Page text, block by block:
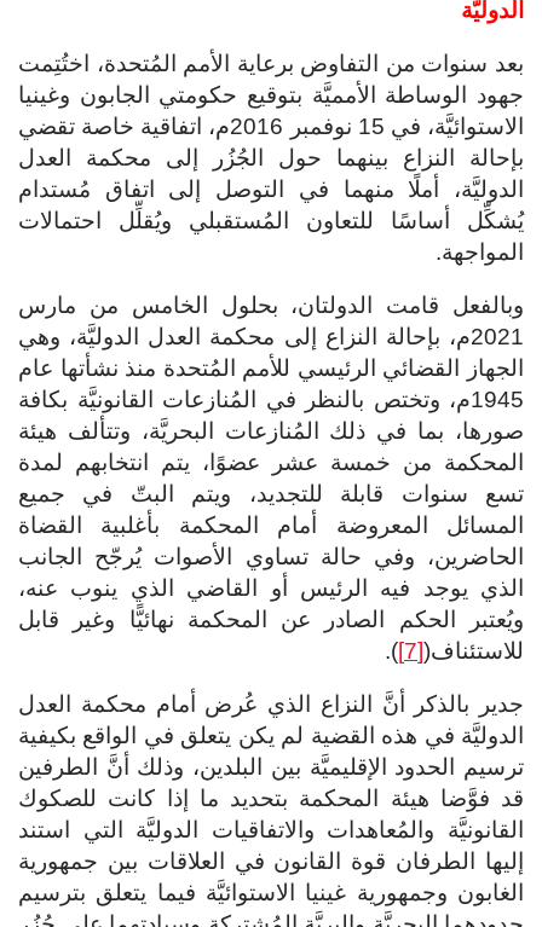
الدوليَّة
بعد سنوات من التفاوض برعاية الأمم المُتحدة، اختُتِمت
جهود الوساطة الأمميَّة بتوقيع حكومتي الجابون وغينيا
الاستوائيَّة، في 15 نوفمبر 2016م، اتفاقية خاصة تقضي
بإحالة النزاع بينهما حول الجُزُر إلى محكمة العدل
الدوليَّة، أملًا منهما في التوصل إلى اتفاق مُستدام
يُشكِّل أساسًا للتعاون المُستقبلي ويُقلِّل احتمالات
المواجهة.
وبالفعل قامت الدولتان، بحلول الخامس من مارس
2021م، بإحالة النزاع إلى محكمة العدل الدوليَّة، وهي
الجهاز القضائي الرئيسي للأمم المُتحدة منذ نشأتها عام
1945م، وتختص بالنظر في المُنازعات القانونيَّة بكافة
صورها، بما في ذلك المُنازعات البحريَّة، وتتألف هيئة
المحكمة من خمسة عشر عضوًا، يتم انتخابهم لمدة
تسع سنوات قابلة للتجديد، ويتم البتّ في جميع
المسائل المعروضة أمام المحكمة بأغلبية القضاة
الحاضرين، وفي حالة تساوي الأصوات يُرجّح الجانب
الذي يوجد فيه الرئيس أو القاضي الذي ينوب عنه،
ويُعتبر الحكم الصادر عن المحكمة نهائيًّا وغير قابل
للاستئناف([7]
).
جدير بالذكر أنَّ النزاع الذي عُرض أمام محكمة العدل
الدوليَّة في هذه القضية لم يكن يتعلق في الواقع بكيفية
ترسيم الحدود الإقليميَّة بين البلدين، وذلك أنَّ الطرفين
قد فوَّضا هيئة المحكمة بتحديد ما إذا كانت للصكوك
القانونيَّة والمُعاهدات والاتفاقيات الدوليَّة التي استند
إليها الطرفان قوة القانون في العلاقات بين جمهورية
الغابون وجمهورية غينيا الاستوائيَّة فيما يتعلق بترسيم